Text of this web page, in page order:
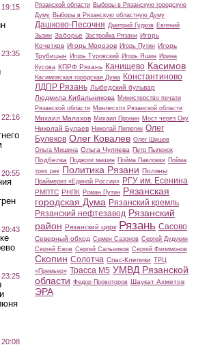
Рязанской области Выборы в Рязанскую городскую
Думу Выборы в Рязанскую областную Думу
Дашково-Песочня Дмитрий Гудков Евгений
Зызин Заборье Застройка Рязани Игорь
Кочетков Игорь Морозов Игорь Путин Игорь
Трубицын Игорь Туровский Игорь Яшин Ирина
Кусова КПРФ Рязань Канищево Касимов
Касимовская городская Дума Константиново
ЛДПР Рязань Лыбедский бульвар
Людмила Кибальникова Министерство печати
Рязанской области Минлесхоз Рязанской области
Михаил Малахов Михаил Пронин Мост через Оку
Николай Булаев Николай Пилюгин Олег
Булеков Олег Ковалев Олег Шишов
Ольга Мишина Ольга Чуляева Петр Пыленок
Подбелка Поджоги машин Пойма Павловки Пойма
трех рек Политика Рязани Поляны
Праймериз «Единой России» РГУ им. Есенина
РМПТС РНПК Роман Путин Рязанская
городская Дума Рязанский кремль
Рязанский нефтезавод Рязанский
район Рязанский цирк Рязань Сасово
Северный обход Семен Сазонов Сергей Дудукин
Сергей Ежов Сергей Сальников Сергей Филимонов
Скопин Солотча Спас-Клепики ТРЦ
«Премьер» Трасса М5 УМВД Рязанской
области Федор Провоторов Шаукат Ахметов
ЭРА